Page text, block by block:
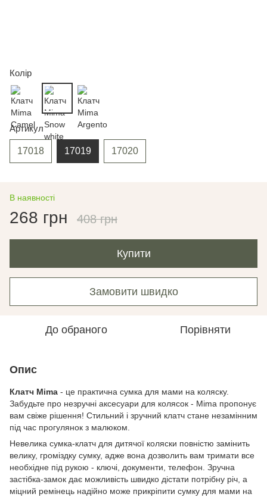
Колір
Артикул
17018 17019 17020
В наявності
268 грн 408 грн
Купити
Замовити швидко
До обраного Порівняти
Опис
Клатч Mima - це практична сумка для мами на коляску.
Забудьте про незручні аксесуари для колясок - Mima пропонує
вам свіже рішення! Стильний і зручний клатч стане незамінним
під час прогулянок з малюком.
Невелика сумка-клатч для дитячої коляски повністю замінить
велику, громіздку сумку, адже вона дозволить вам тримати все
необхідне під рукою - ключі, документи, телефон. Зручна
застібка-замок дає можливість швидко дістати потрібну річ, а
міцний ремінець надійно може прикріпити сумку для мами на